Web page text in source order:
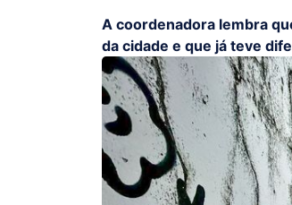
A coordenadora lembra
da cidade e que já teve